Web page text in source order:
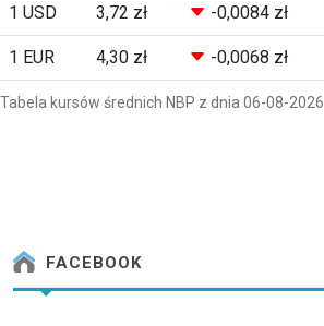
Tabela kursów średnich NBP z dnia 06-08-2026
1 USD 3,72 zł -0,0084 zł
1 EUR 4,30 zł -0,0068 zł
FACEBOOK